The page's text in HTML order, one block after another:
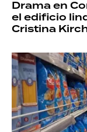
Drama en
el edificio
Cristina